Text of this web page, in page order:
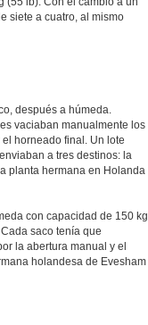
siete a cuatro, al mismo
después a húmeda.
vaciaban manualmente los
horneado final. Un lote
a tres destinos: la
planta hermana en Holanda
con capacidad de 150 kg
saco tenía que
la abertura manual y el
holandesa de Evesham